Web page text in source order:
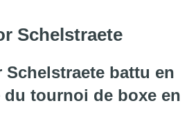
Schelstraete
Schelstraete battu en
tournoi de boxe en